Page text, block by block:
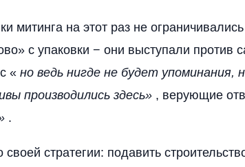
митинга на этот раз не
с упаковки − они выступали против
« но ведь нигде не будет упоминания,
производились здесь» , верующие
.
стратегии: подавить